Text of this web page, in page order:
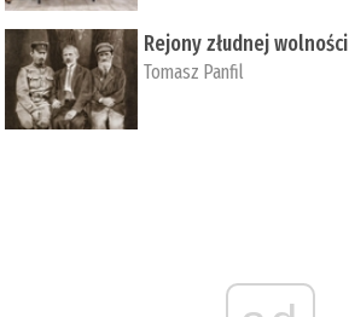
Rejony złudnej wolności
Tomasz Panfil